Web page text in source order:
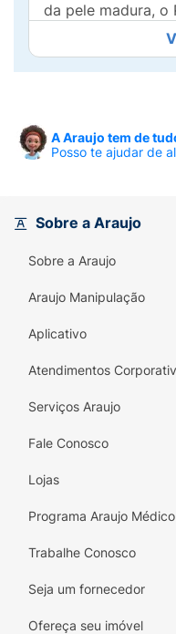
da pele madura, o
Ultimate Dia
rugas, melhora a
promove uma
efeito lifting e uma
sua pele fique
permite que você
como uma
Experimente o
descubra como é
A Araujo tem de
Posso te ajudar de
Sobre a Araujo
Sobre a Araujo
Araujo Manipulação
Aplicativo
Atendimentos
Serviços Araujo
Fale Conosco
Lojas
Programa Araujo Médico
Trabalhe Conosco
Seja um fornecedor
Ofereça seu imóvel